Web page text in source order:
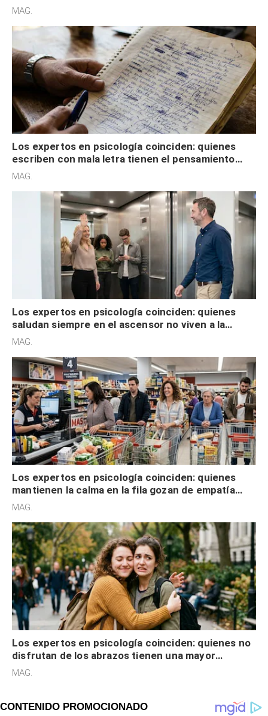
redes sociales no pretenden buscar validación
MAG.
Los expertos en psicología coinciden: quienes
escriben con mala letra tienen el pensamiento
acelerado y no lo hacen por desinterés
MAG.
Los expertos en psicología coinciden: quienes
saludan siempre en el ascensor no viven a la
defensiva y tienen apertura social
MAG.
Los expertos en psicología coinciden: quienes
mantienen la calma en la fila gozan de empatía
cognitiva, gratitud y no solo tienen autocontrol
MAG.
Los expertos en psicología coinciden: quienes no
disfrutan de los abrazos tienen una mayor
sensibilidad a los estímulos físicos y no es por
MAG.